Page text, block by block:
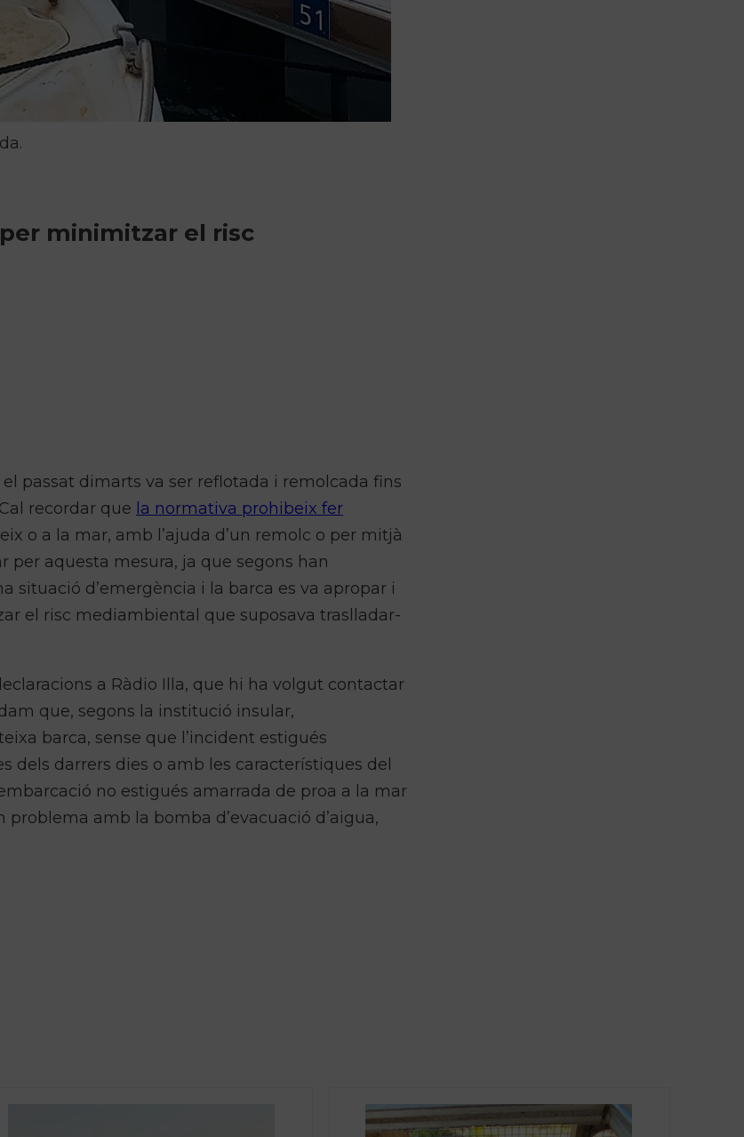
minimitzar el risc
passat dimarts va ser reflotada i remolcada fins
recordar que la normativa prohibeix fer
o a la mar, amb l’ajuda d’un remolc o per mitjà
per aquesta mesura, ja que segons han
situació d’emergència i la barca es va apropar i
el risc mediambiental que suposava traslladar-
a Ràdio Illa, que hi ha volgut contactar
que, segons la institució insular,
barca, sense que l’incident estigués
dels darrers dies o amb les característiques del
no estigués amarrada de proa a la mar
amb la bomba d’evacuació d’aigua,